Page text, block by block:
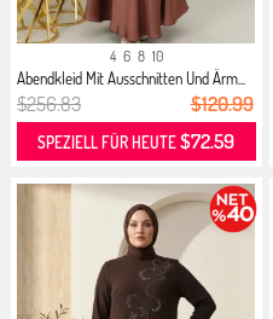
4 6 8 10
Abendkleid Mit Ausschnitten Und Ärm...
$256.83 $120.99
SPEZIELL FÜR HEUTE$72.59